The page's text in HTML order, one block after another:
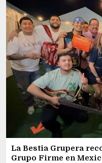
La Bestia Grupera
Grupo Firme en